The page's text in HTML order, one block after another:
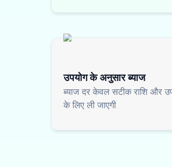
उपयोग के अनुसार ब्याज
ब्याज दर केवल सटीक राशि और
के लिए ली जाएगी